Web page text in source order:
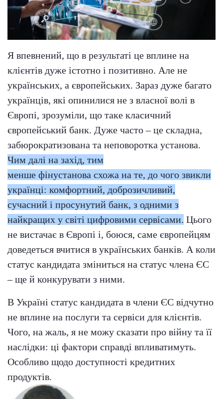
Я впевнений, що в результаті це вплине на
клієнтів дуже істотно і позитивно. Але не
українських, а європейських. Зараз дуже багато
українців, які опинилися не з власної волі в
Європі, зрозуміли, що таке класичний
європейський банк. Дуже часто – це складна,
забюрократизована та неповоротка установа.
Чим далі на захід, тим
менше фінустанова схожа на те, до чого звикли
українці: комфортний, доброзичливий,
сучасний і просунутий банк, з одними з
найкращих у світі цифровими сервісами. Цього
не вистачає в Європі і, боюся, саме європейцям
доведеться вчитися в українських банків. А коли
статус кандидата зміниться на статус члена ЄС
– ще й конкурувати з ними.
В Україні статус кандидата в члени ЄС відчутно
не вплине на послуги та сервіси для клієнтів.
Чого, на жаль, я не можу сказати про війну та її
наслідки: ці фактори справді впливатимуть.
Особливо щодо доступності кредитних
продуктів.